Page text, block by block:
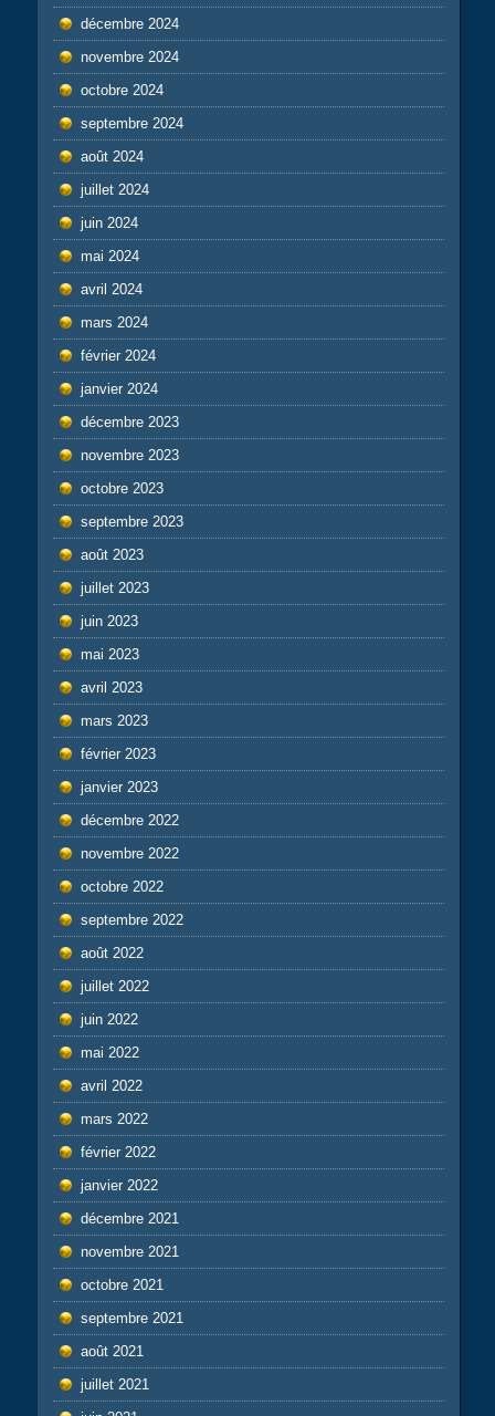
décembre 2024
novembre 2024
octobre 2024
septembre 2024
août 2024
juillet 2024
juin 2024
mai 2024
avril 2024
mars 2024
février 2024
janvier 2024
décembre 2023
novembre 2023
octobre 2023
septembre 2023
août 2023
juillet 2023
juin 2023
mai 2023
avril 2023
mars 2023
février 2023
janvier 2023
décembre 2022
novembre 2022
octobre 2022
septembre 2022
août 2022
juillet 2022
juin 2022
mai 2022
avril 2022
mars 2022
février 2022
janvier 2022
décembre 2021
novembre 2021
octobre 2021
septembre 2021
août 2021
juillet 2021